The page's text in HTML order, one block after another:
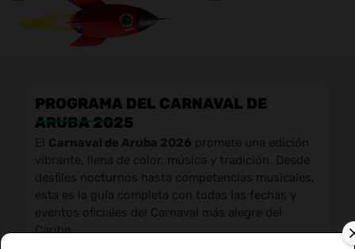
PROGRAMA DEL CARNAVAL DE
ARUBA 2025
El Carnaval de Aruba 2026 promete una edición
vibrante, llena de color, música y tradición. Desde
desfiles nocturnos hasta competencias musicales,
esta es la guía completa con todas las fechas y
eventos oficiales del Carnaval más alegre del
Caribe.